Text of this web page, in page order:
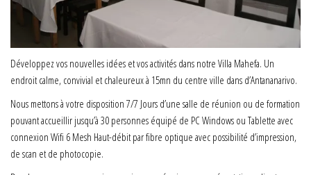
Développez vos nouvelles idées et vos activités dans notre Villa Mahefa. Un
endroit calme, convivial et chaleureux à 15mn du centre ville dans d’Antananarivo.
Nous mettons à votre disposition 7/7 Jours d’une salle de réunion ou de formation
pouvant accueillir jusqu’à 30 personnes équipé de PC Windows ou Tablette avec
connexion Wifi 6 Mesh Haut-débit par fibre optique avec possibilité d’impression,
de scan et de photocopie.